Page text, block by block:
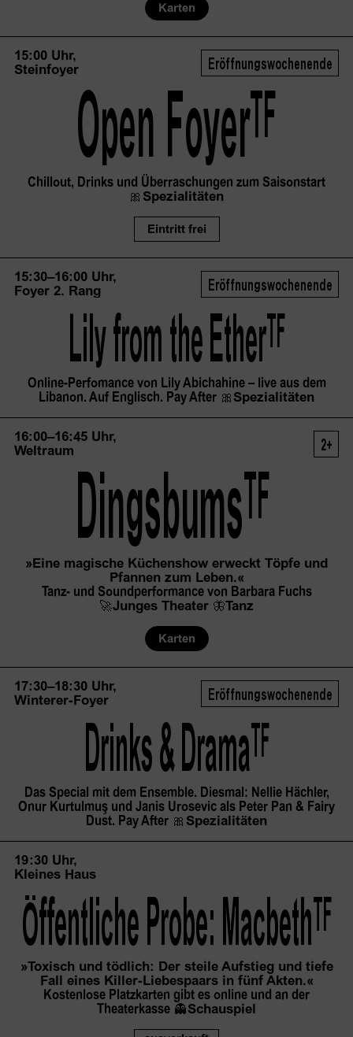
Karten
15:00 Uhr,
Steinfoyer
Eröffnungswochenende
Open FoyerTF
Chillout, Drinks und Überraschungen zum Saisonstart
🎀 Spezialitäten
Eintritt frei
15:30–16:00 Uhr,
Foyer 2. Rang
Eröffnungswochenende
Lily from the EtherTF
Online-Perfomance von Lily Abichahine – live aus dem
Libanon. Auf Englisch. Pay After 🎀 Spezialitäten
16:00–16:45 Uhr,
Weltraum
2+
DingsbumsTF
»Eine magische Küchenshow erweckt Töpfe und
Pfannen zum Leben.«
Tanz- und Soundperformance von Barbara Fuchs
🚀Junges Theater 🦋Tanz
Karten
17:30–18:30 Uhr,
Winterer-Foyer
Eröffnungswochenende
Drinks & DramaTF
Das Special mit dem Ensemble. Diesmal: Nellie Hächler,
Onur Kurtulmuş und Janis Urosevic als Peter Pan & Fairy
Dust. Pay After 🎀 Spezialitäten
19:30 Uhr,
Kleines Haus
Öffentliche Probe: MacbethTF
»Toxisch und tödlich: Der steile Aufstieg und tiefe
Fall eines Killer-Liebespaars in fünf Akten.«
Kostenlose Platzkarten gibt es online und an der
Theaterkasse 👻Schauspiel